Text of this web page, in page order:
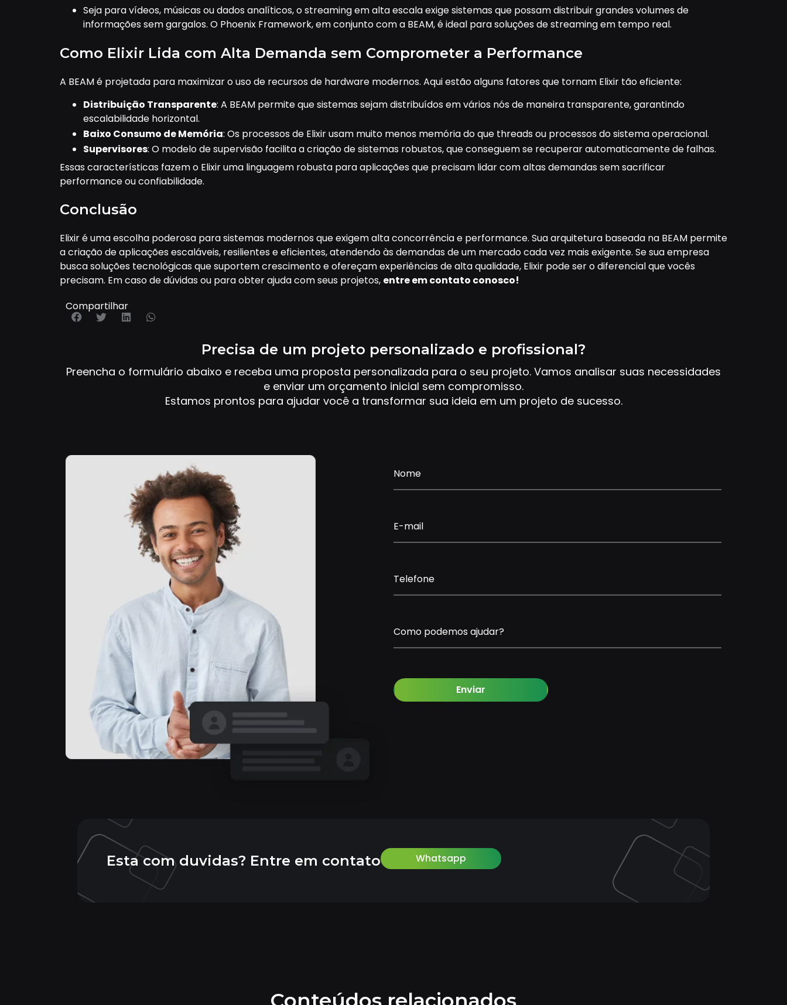
Seja para vídeos, músicas ou dados analíticos, o streaming em alta escala exige sistemas que possam distribuir grandes volumes de
informações sem gargalos. O Phoenix Framework, em conjunto com a BEAM, é ideal para soluções de streaming em tempo real.
Como Elixir Lida com Alta Demanda sem Comprometer a Performance
A BEAM é projetada para maximizar o uso de recursos de hardware modernos. Aqui estão alguns fatores que tornam Elixir tão eficiente:
Distribuição Transparente: A BEAM permite que sistemas sejam distribuídos em vários nós de maneira transparente, garantindo
escalabilidade horizontal.
Baixo Consumo de Memória: Os processos de Elixir usam muito menos memória do que threads ou processos do sistema operacional.
Supervisores: O modelo de supervisão facilita a criação de sistemas robustos, que conseguem se recuperar automaticamente de falhas.
Essas características fazem o Elixir uma linguagem robusta para aplicações que precisam lidar com altas demandas sem sacrificar
performance ou confiabilidade.
Conclusão
Elixir é uma escolha poderosa para sistemas modernos que exigem alta concorrência e performance. Sua arquitetura baseada na BEAM permite
a criação de aplicações escaláveis, resilientes e eficientes, atendendo às demandas de um mercado cada vez mais exigente. Se sua empresa
busca soluções tecnológicas que suportem crescimento e ofereçam experiências de alta qualidade, Elixir pode ser o diferencial que vocês
precisam. Em caso de dúvidas ou para obter ajuda com seus projetos, entre em contato conosco!
Compartilhar
Precisa de um projeto personalizado e profissional?
Preencha o formulário abaixo e receba uma proposta personalizada para o seu projeto. Vamos analisar suas necessidades
e enviar um orçamento inicial sem compromisso.
Estamos prontos para ajudar você a transformar sua ideia em um projeto de sucesso.
Nome
E-mail
Telefone
Como podemos ajudar?
Enviar
Esta com duvidas? Entre em contato Whatsapp